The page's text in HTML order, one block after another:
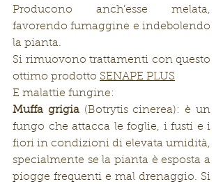
Producono anch’esse melata,
favorendo fumaggine e indebolendo
la pianta.
Si rimuovono trattamenti con questo
ottimo prodotto SENAPE PLUS
E malattie fungine:
Muffa grigia (Botrytis cinerea): è un
fungo che attacca le foglie, i fusti e i
fiori in condizioni di elevata umidità,
specialmente se la pianta è esposta a
piogge frequenti e mal drenaggio. Si